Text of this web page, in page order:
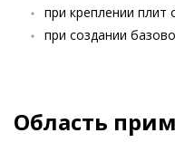
при креплении плит
при создании
Область